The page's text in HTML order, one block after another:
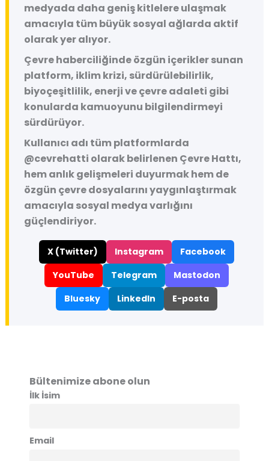
medyada daha geniş kitlelere ulaşmak
amacıyla tüm büyük sosyal ağlarda aktif
olarak yer alıyor.
Çevre haberciliğinde özgün içerikler sunan
platform, iklim krizi, sürdürülebilirlik,
biyoçeşitlilik, enerji ve çevre adaleti gibi
konularda kamuoyunu bilgilendirmeyi
sürdürüyor.
Kullanıcı adı tüm platformlarda
@cevrehatti olarak belirlenen Çevre Hattı,
hem anlık gelişmeleri duyurmak hem de
özgün çevre dosyalarını yaygınlaştırmak
amacıyla sosyal medya varlığını
güçlendiriyor.
X (Twitter) Instagram
Facebook
YouTube
Telegram
Mastodon
Bluesky
LinkedIn E-posta
Bültenimize abone olun
İlk İsim
Email